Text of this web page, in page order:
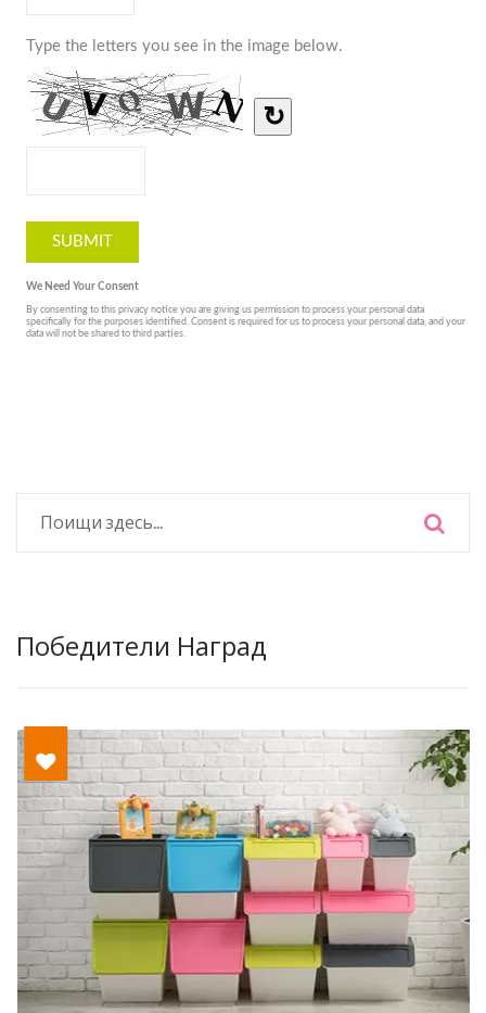
Победители Наград